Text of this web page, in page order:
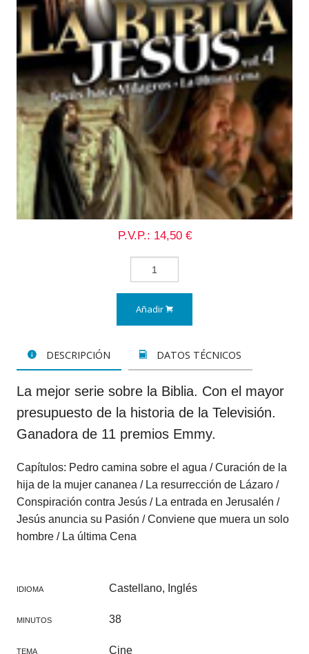
P.V.P.: 14,50 €
Añadir
DESCRIPCIÓN DATOS TÉCNICOS
La mejor serie sobre la Biblia. Con el mayor
presupuesto de la historia de la Televisión.
Ganadora de 11 premios Emmy.
Capítulos: Pedro camina sobre el agua / Curación de la
hija de la mujer cananea / La resurrección de Lázaro /
Conspiración contra Jesús / La entrada en Jerusalén /
Jesús anuncia su Pasión / Conviene que muera un solo
hombre / La última Cena
IDIOMA Castellano, Inglés
MINUTOS 38
TEMA Cine